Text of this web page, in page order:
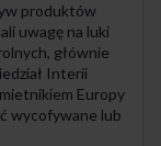
produktów
uwagę na luki
głównie
Interii
Europy
wycofywane lub